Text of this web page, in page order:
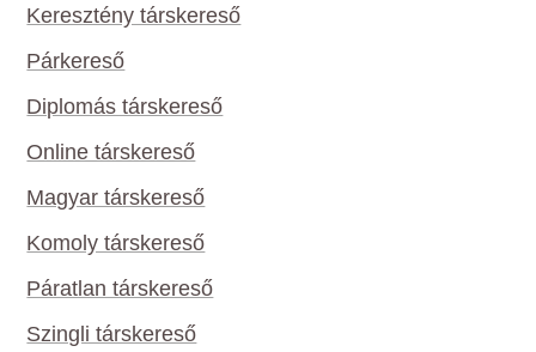
Keresztény társkereső
Párkereső
Diplomás társkereső
Online társkereső
Magyar társkereső
Komoly társkereső
Páratlan társkereső
Szingli társkereső